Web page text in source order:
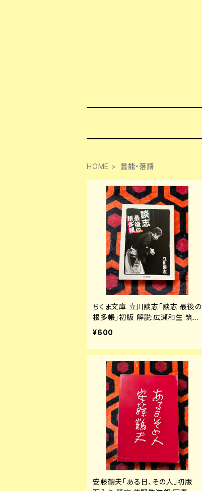
HOME 芸能・落語
ちくま文庫 立川談志「談志 最後の
根多帳」初版 解説:広瀬和生 筑摩
書房
¥600
安藤鶴夫「ある日、その人」初版